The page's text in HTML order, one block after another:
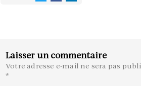
Laisser un commentaire
Votre adresse e-mail ne sera pas
*